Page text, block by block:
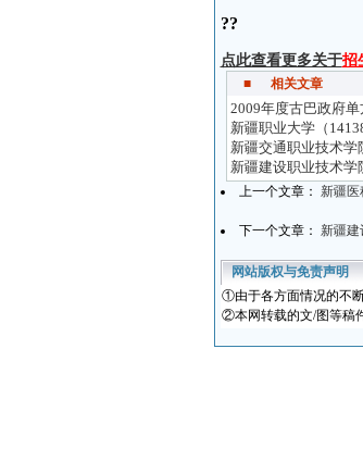
??
点此查看更多关于招
■ 相关文章
2009年度古巴政府
新疆职业大学（
新疆交通职业技术学
新疆建设职业技术学
上一个文章： 新疆医
下一个文章： 新疆建
网站版权与免责声明
①由于各方面情况的不
②本网转载的文/图等稿